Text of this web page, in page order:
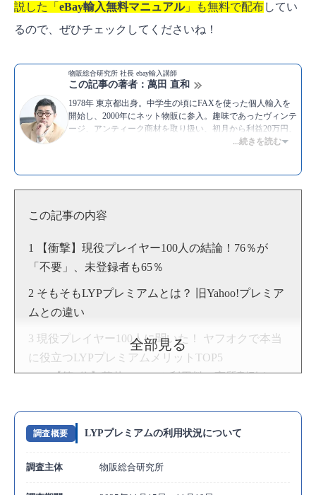
説した「 eBay輸入無料マニュアル 」も無料で配布してい
るので、ぜひチェックしてくださいね！
物販総合研究所 社長 ebay輸入講師
この記事の著者：萬田 直和
1978年 東京都出身。中学生の頃にFAXを使った個人輸入を
開始し、2000年にネット物販に参入。趣味であったヴィンテ
ージ、アンティーク商材を取り扱い、初月から利益20万円、
3ヶ月後には利益70万円を達成した。海外オークションサイ
▶YouTube:萬田直和 [物販総合研究所]
...続きを読む
この記事の内容
【衝撃】現役プレイヤー100人の結論！76％が
「不要」、未登録者も65％
そもそもLYPプレミアムとは？ 旧Yahoo!プレミア
ムとの違い
現役プレイヤー100人に聞いた！ ヤフオクで本当
に役立つLYPプレミアムメリットTOP5
【第1位】落札システム利用料の実質割引キャ
【第2位】会員限定の割引クーポン （落札時）
【第4位】入札者制限の柔軟さ（評価による制
全部見る
調査概要 LYPプレミアムの利用状況について
調査主体 物販総合研究所